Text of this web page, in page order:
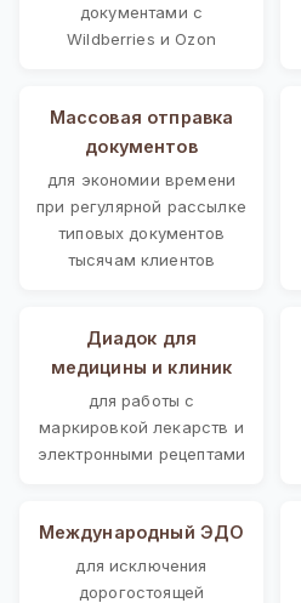
документами с
Wildberries и Ozon
Массовая отправка
документов
для экономии времени
при регулярной рассылке
типовых документов
тысячам клиентов
Диадок для
медицины и клиник
для работы с
маркировкой лекарств и
электронными рецептами
Международный ЭДО
для исключения
дорогостоящей